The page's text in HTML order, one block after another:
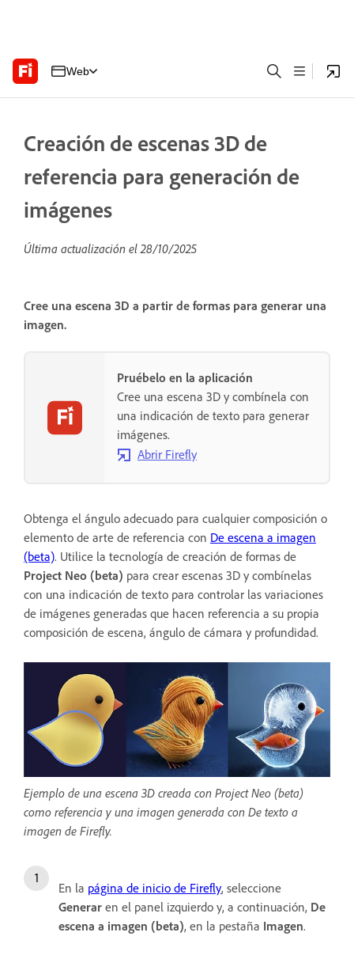
Web
Creación de escenas 3D de
referencia para generación de
imágenes
Última actualización el28/10/2025
Cree una escena 3D a partir de formas para generar una
imagen.
Pruébelo en la aplicación
Cree una escena 3D y combínela con
una indicación de texto para generar
imágenes.
Abrir Firefly
Obtenga el ángulo adecuado para cualquier composición o
elemento de arte de referencia con De escena a imagen
(beta). Utilice la tecnología de creación de formas de
Project Neo (beta) para crear escenas 3D y combínelas
con una indicación de texto para controlar las variaciones
de imágenes generadas que hacen referencia a su propia
composición de escena, ángulo de cámara y profundidad.
Ejemplo de una escena 3D creada con Project Neo (beta)
como referencia y una imagen generada con De texto a
imagen de Firefly.
En la página de inicio de Firefly, seleccione
Generar en el panel izquierdo y, a continuación, De
escena a imagen (beta), en la pestaña Imagen.